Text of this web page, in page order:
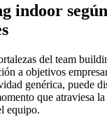
indoor
del team
a objetivos
genérica, puede
que atraviesa
equipo.